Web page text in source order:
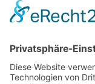
Coppenrath
kreative